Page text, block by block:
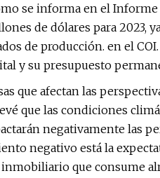
se informa en el Informe
de dólares para 2023,
de producción. en el
y su presupuesto
que afectan las
que las condiciones
negativamente las
negativo está la
que consume